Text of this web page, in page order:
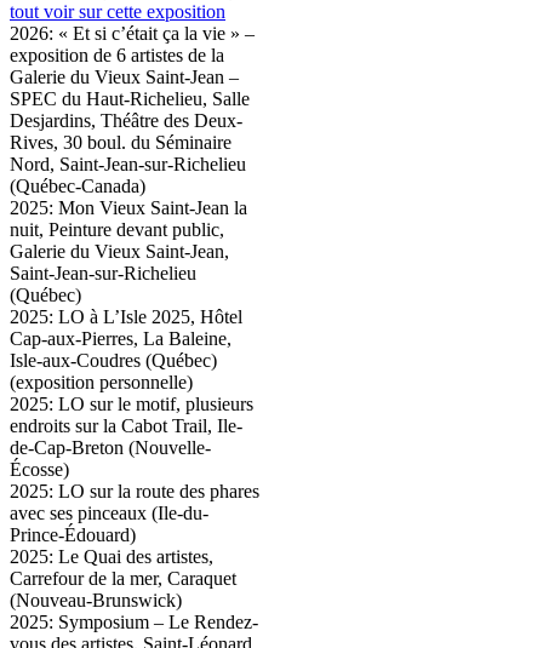
tout voir sur cette exposition
2026: « Et si c’était ça la vie » –
exposition de 6 artistes de la
Galerie du Vieux Saint-Jean –
SPEC du Haut-Richelieu, Salle
Desjardins, Théâtre des Deux-
Rives, 30 boul. du Séminaire
Nord, Saint-Jean-sur-Richelieu
(Québec-Canada)
2025: Mon Vieux Saint-Jean la
nuit, Peinture devant public,
Galerie du Vieux Saint-Jean,
Saint-Jean-sur-Richelieu
(Québec)
2025: LO à L’Isle 2025, Hôtel
Cap-aux-Pierres, La Baleine,
Isle-aux-Coudres (Québec)
(exposition personnelle)
2025: LO sur le motif, plusieurs
endroits sur la Cabot Trail, Ile-
de-Cap-Breton (Nouvelle-
Écosse)
2025: LO sur la route des phares
avec ses pinceaux (Ile-du-
Prince-Édouard)
2025: Le Quai des artistes,
Carrefour de la mer, Caraquet
(Nouveau-Brunswick)
2025: Symposium – Le Rendez-
vous des artistes, Saint-Léonard